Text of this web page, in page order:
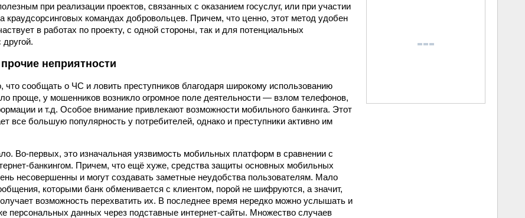
при реализации проектов, связанных с оказанием госуслуг, или при участии
краудсорсинговых командах добровольцев. Причем, что ценно, этот метод удобен
в работах по проекту, с одной стороны, так и для потенциальных
неприятности
что сообщать о ЧС и ловить преступников благодаря широкому использованию
проще, у мошенников возникло огромное поле деятельности — взлом телефонов,
и т.д. Особое внимание привлекают возможности мобильного банкинга. Этот
все большую популярность у потребителей, однако и преступники активно им
Во-первых, это изначальная уязвимость мобильных платформ в сравнении с
банкингом. Причем, что ещё хуже, средства защиты основных мобильных
несовершенны и могут создавать заметные неудобства пользователям. Мало
которыми банк обменивается с клиентом, порой не шифруются, а значит,
возможность перехватить их. В последнее время нередко можно услышать и
персональных данных через подставные интернет-сайты. Множество случаев